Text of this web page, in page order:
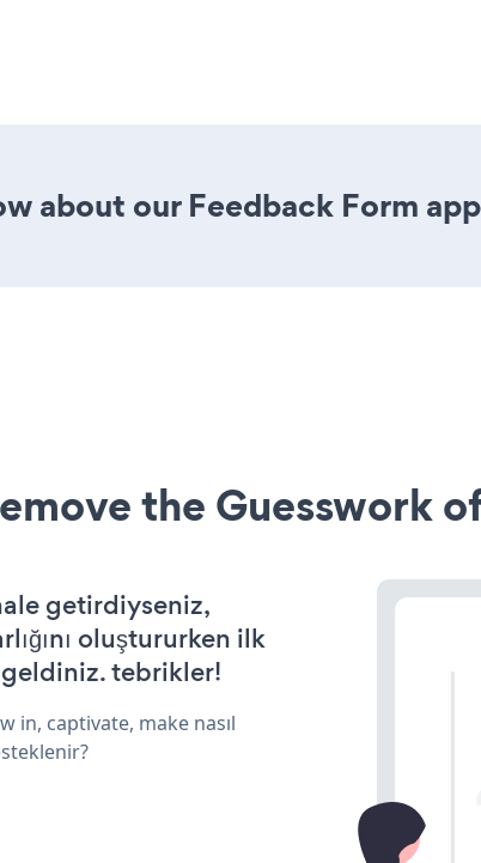
about our Feedback Form
the Guesswork
getirdiyseniz,
oluştururken ilk
tebrikler!
in, captivate, make nasıl